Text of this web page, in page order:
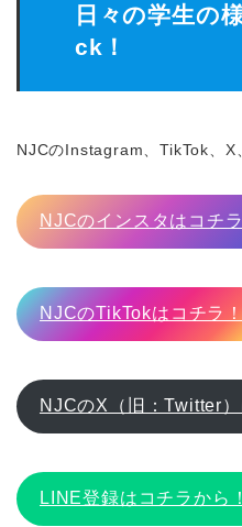
日々の学生の
ck！
NJCのInstagram、TikTok、X
NJCのインスタはコチラ
NJCのTikTokはコチラ
NJCのX（旧：Twitter）
LINE登録はコチラから！